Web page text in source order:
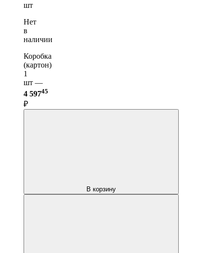
шт
Нет
в
наличии
Коробка
(картон)
1
шт —
4 59745
₽
В корзину